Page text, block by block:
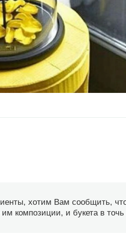
хотим Вам сообщить,
композиции, и букета в